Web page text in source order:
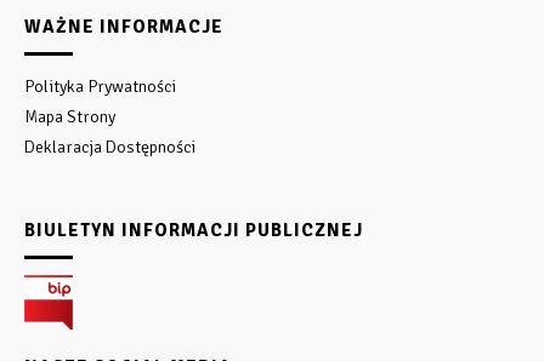
WAŻNE INFORMACJE
Polityka Prywatności
Mapa Strony
Deklaracja Dostępności
BIULETYN INFORMACJI PUBLICZNEJ